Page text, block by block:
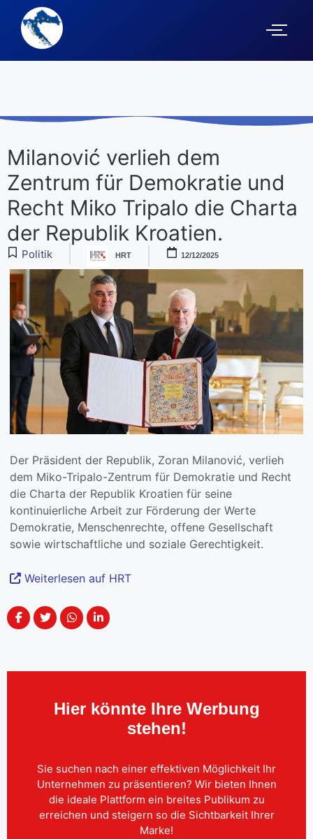
Milanović verlieh dem
Zentrum für Demokratie und
Recht Miko Tripalo die Charta
der Republik Kroatien.
Politik HRT 12/12/2025
Der Präsident der Republik, Zoran Milanović, verlieh
dem Miko-Tripalo-Zentrum für Demokratie und Recht
die Charta der Republik Kroatien für seine
kontinuierliche Arbeit zur Förderung der Werte
Demokratie, Menschenrechte, offene Gesellschaft
sowie wirtschaftliche und soziale Gerechtigkeit.
Weiterlesen auf HRT
Hier könnte Ihre Werbung
stehen!
Sie suchen nach einer effektiven Möglichkeit Ihr
Unternehmen zu präsentieren? Wir bieten Ihnen
die ideale Plattform ein breites Publikum zu
erreichen und steigern so die Sichtbarkeit Ihrer
Marke!